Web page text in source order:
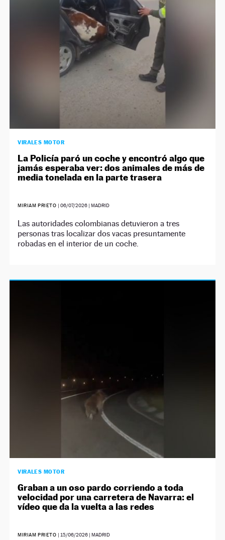
VIRALES MOTOR
La Policía paró un coche y encontró algo que
jamás esperaba ver: dos animales de más de
media tonelada en la parte trasera
MIRIAM PRIETO | 06/07/2026| MADRID
Las autoridades colombianas detuvieron a tres
personas tras localizar dos vacas presuntamente
robadas en el interior de un coche.
VIRALES MOTOR
Graban a un oso pardo corriendo a toda
velocidad por una carretera de Navarra: el
vídeo que da la vuelta a las redes
MIRIAM PRIETO | 15/06/2026| MADRID